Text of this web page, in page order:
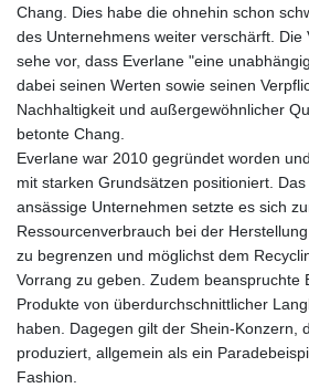
Chang. Dies habe die ohnehin schon
des Unternehmens weiter verschärft. Die
sehe vor, dass Everlane "eine
dabei seinen Werten sowie seinen
Nachhaltigkeit und außergewöhnlicher
betonte Chang.
Everlane war 2010 gegründet worden
mit starken Grundsätzen positioniert.
ansässige Unternehmen setzte es sich
Ressourcenverbrauch bei der
zu begrenzen und möglichst dem
Vorrang zu geben. Zudem beanspruchte
Produkte von überdurchschnittlicher
haben. Dagegen gilt der Shein-Konzern,
produziert, allgemein als ein
Fashion.